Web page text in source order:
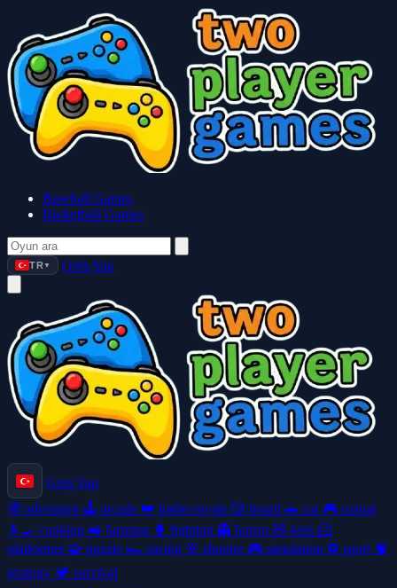
Baseball Games
Basketball Games
TR ▼ Giriş Yap
Giriş Yap
🧭 adventure 🕹️ arcade 👑 battle-royale 🎲 board 🚗 car 🎮 casual
👩‍🍳 cooking 🚜 farming 🥊 fighting 👻 horror🧸 kids 🦸
platformer 🧩 puzzle 🏎️ racing 🎯 shooter 🎮 simulation ⚽ sport 🧠
strategy 🏕️ survival